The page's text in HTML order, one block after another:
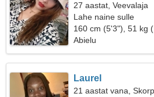
27 aastat, Veevalaja
Lahe naine sulle
160 cm (5'3"), 51 kg
Abielu
Laurel
21 aastat vana,